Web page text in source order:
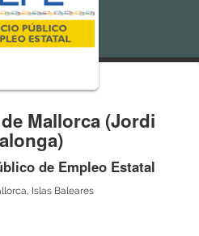
Mallorca (Jordi
de Empleo Estatal
Islas Baleares